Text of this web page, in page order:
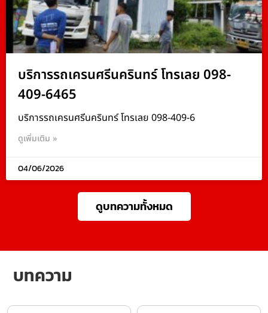
บริการรถเครนศรีนครินทร์ โทรเลย 098-
409-6465
บริการรถเครนศรีนครินทร์ โทรเลย 098-409-6
ดูเพิ่มเติม »
04/06/2026
ดูบทความทั้งหมด
บทความ